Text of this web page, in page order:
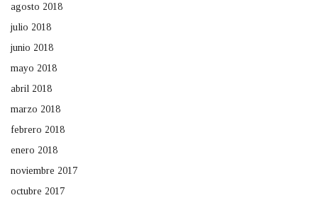
agosto 2018
julio 2018
junio 2018
mayo 2018
abril 2018
marzo 2018
febrero 2018
enero 2018
noviembre 2017
octubre 2017